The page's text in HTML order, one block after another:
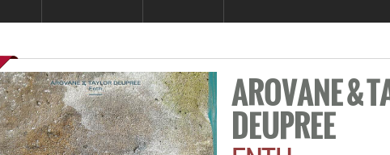
AROVANE &
DEUPREE